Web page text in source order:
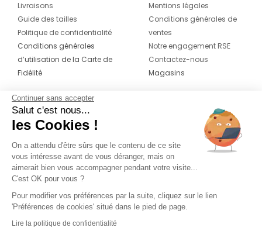
Livraisons
Guide des tailles
Politique de confidentialité
Conditions générales
d’utilisation de la Carte de
Fidélité
Mentions légales
Conditions générales de
ventes
Notre engagement RSE
Contactez-nous
Magasins
CONTACT
04 42 20 78 42
Du lundi au jeudi de 8h30 à 16h30 & le
vendredi de 8h30 à 15h30
Continuer sans accepter
Salut c'est nous...
les Cookies !
On a attendu d'être sûrs que le contenu de ce site
vous intéresse avant de vous déranger, mais on
aimerait bien vous accompagner pendant votre visite...
C'est OK pour vous ?
Pour modifier vos préférences par la suite, cliquez sur le lien
'Préférences de cookies' situé dans le pied de page.
Lire la politique de confidentialité